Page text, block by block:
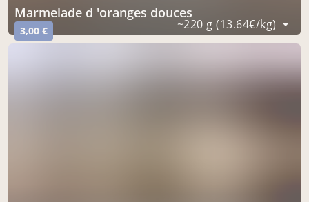
marmelade d 'oranges douces
3,00 € ~220 g (13.64€/kg)